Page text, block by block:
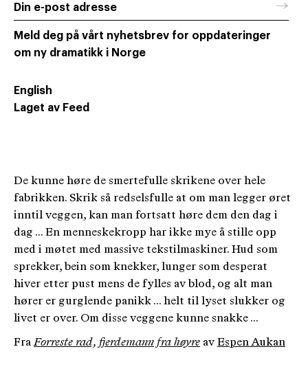
De kunne høre de smertefulle skrikene over hele
fabrikken. Skrik så redselsfulle at om man legger øret
inntil veggen, kan man fortsatt høre dem den dag i
dag ... En menneskekropp har ikke mye å stille opp
med i møtet med massive tekstilmaskiner. Hud som
sprekker, bein som knekker, lunger som desperat
hiver etter pust mens de fylles av blod, og alt man
hører er gurglende panikk ... helt til lyset slukker og
livet er over. Om disse veggene kunne snakke ...
FraForreste rad, fjerdemann fra høyre av Espen Aukan
Din e-post adresse →
Meld deg på vårt nyhetsbrev for oppdateringer
om ny dramatikk i Norge
English
Laget av Feed